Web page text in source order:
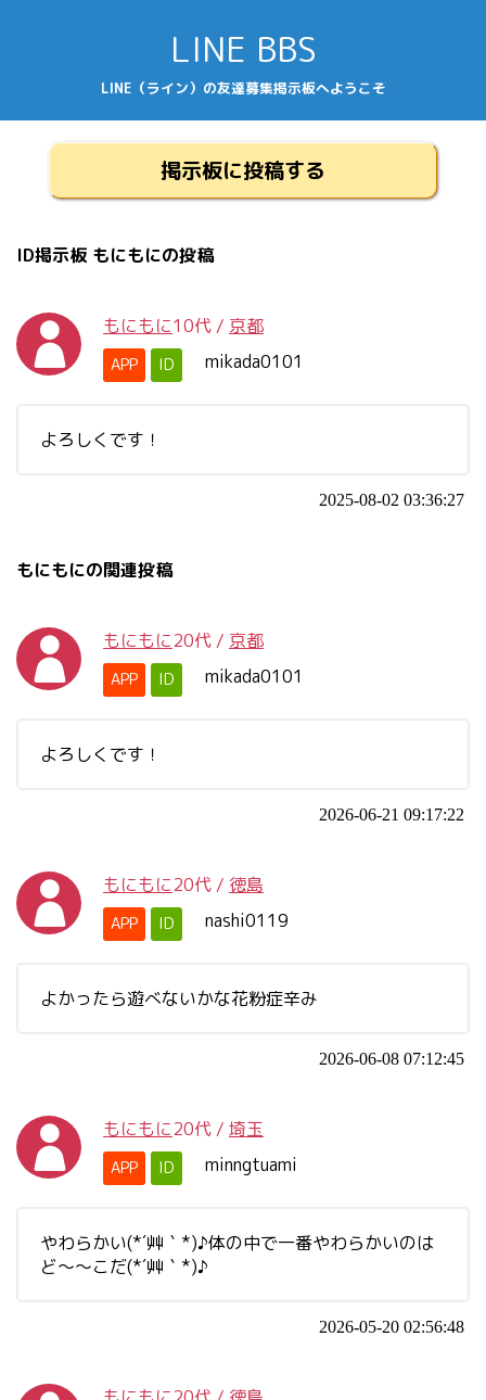
LINE BBS
LINE（ライン）の友達募集掲示板へようこそ
掲示板に投稿する
ID掲示板 もにもにの投稿
もにもに10代 / 京都
APP ID mikada0101
よろしくです！
2025-08-02 03:36:27
もにもにの関連投稿
もにもに20代 / 京都
APP ID mikada0101
よろしくです！
2026-06-21 09:17:22
もにもに20代 / 徳島
APP ID nashi0119
よかったら遊べないかな花粉症辛み
2026-06-08 07:12:45
もにもに20代 / 埼玉
APP ID minngtuami
やわらかい(*´艸｀*)♪体の中で一番やわらかいのは
ど～～こだ(*´艸｀*)♪
2026-05-20 02:56:48